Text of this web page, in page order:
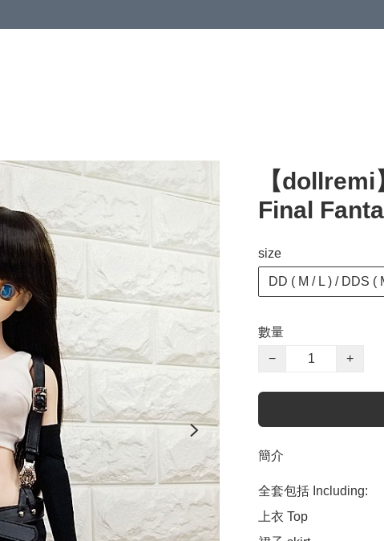
【
Final
size
DD ( M / L ) / DDS (
數量
−
+
簡介
全套包括 Including:
上衣 Top